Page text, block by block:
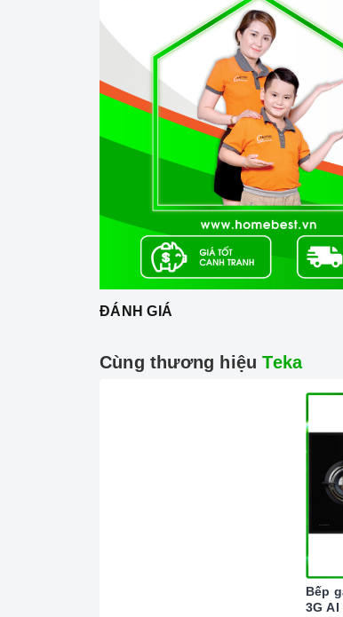
2. Các chức năng, hệ thống trênLò
Lò vi sóng kết hợp nướng Teka MWE
hợp với dung tích khoang lò 20
đủ dùng cho cả gia đình. Lò còn
từ nay, vớilò vi sóng bạn sẽ có
mà không phải mất thời gian chờ
Lò vi sóng kết hợp nướng Teka
tử thông minh nhưng đơn giản,
hiển thị các đầy đủ các chức
nội trợ có thể dễ dàng quan sát
công suất nướng lên đến 1000W
Với những ưu điểm nổi bật như
đáng là một trong những người
thể trong gian bếp của mỗi gia
rộn đối với những người nội trợ
ĐÁNH GIÁ
Cùng thương hiệuTeka
Bếp
3G AI